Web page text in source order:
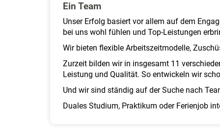
Ein Team
Unser Erfolg basiert vor allem auf dem
bei uns wohl fühlen und Top-Leistungen
Wir bieten flexible Arbeitszeitmodelle,
Zurzeit bilden wir in insgesamt 11
Leistung und Qualität. So entwickeln wir
Und wir sind ständig auf der Suche nach
Duales Studium, Praktikum oder Ferienjob